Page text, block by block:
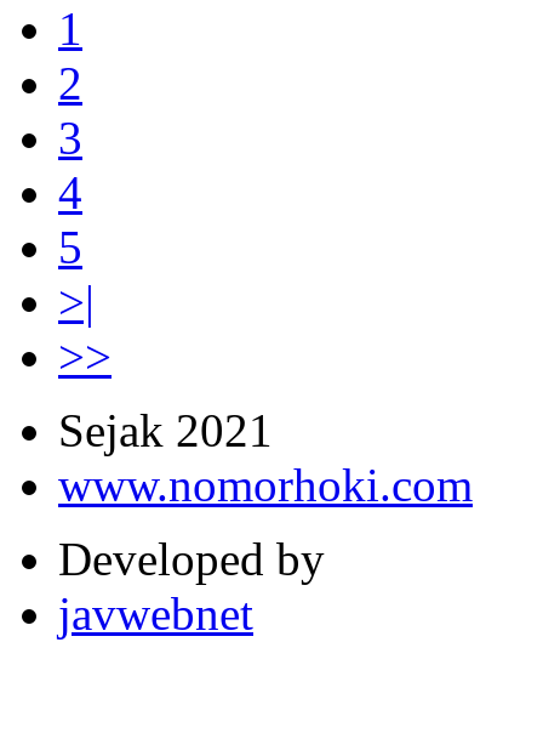
1
2
3
4
5
>|
>>
Sejak 2021
www.nomorhoki.com
Developed by
javwebnet